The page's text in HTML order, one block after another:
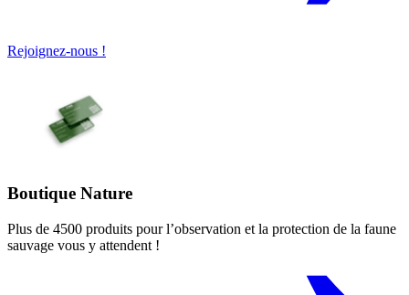
Rejoignez-nous !
Boutique Nature
Plus de 4500 produits pour l’observation et la protection de la faune
sauvage vous y attendent !